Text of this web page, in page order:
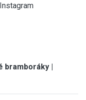
Instagram
bramboráky |